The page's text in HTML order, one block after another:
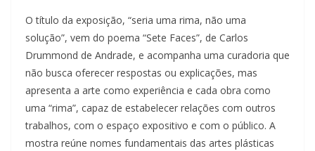
O título da exposição, “seria uma rima, não uma
solução”, vem do poema “Sete Faces”, de Carlos
Drummond de Andrade, e acompanha uma curadoria que
não busca oferecer respostas ou explicações, mas
apresenta a arte como experiência e cada obra como
uma “rima”, capaz de estabelecer relações com outros
trabalhos, com o espaço expositivo e com o público. A
mostra reúne nomes fundamentais das artes plásticas